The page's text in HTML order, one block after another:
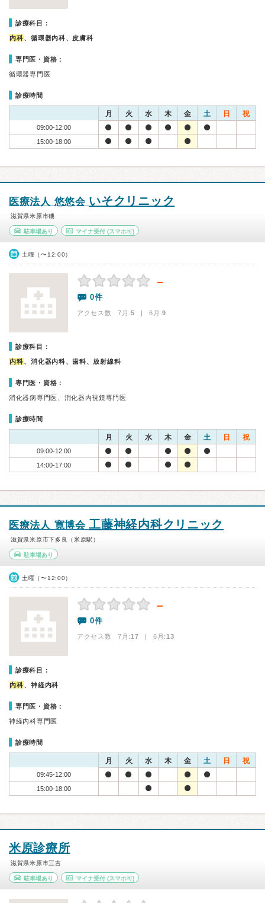
診療科目：
内科、循環器内科、皮膚科
専門医・資格：
循環器専門医
診療時間
月 火 水 木 金 土 日 祝
09:00-12:00
15:00-18:00
医療法人 悠悠会 いそクリニック
滋賀県米原市磯
駐車場あり マイナ受付(スマホ可)
土曜（〜12:00）
－
0件
アクセス数 7月:5 | 6月:9
診療科目：
内科、消化器内科、歯科、放射線科
専門医・資格：
消化器病専門医、消化器内視鏡専門医
診療時間
月 火 水 木 金 土 日 祝
09:00-12:00
14:00-17:00
医療法人 寛博会工藤神経内科クリニック
滋賀県米原市下多良（米原駅）
駐車場あり
土曜（〜12:00）
－
0件
アクセス数 7月:17 | 6月:13
診療科目：
内科、神経内科
専門医・資格：
神経内科専門医
診療時間
月 火 水 木 金 土 日 祝
09:45-12:00
15:00-18:00
米原診療所
滋賀県米原市三吉
駐車場あり マイナ受付(スマホ可)